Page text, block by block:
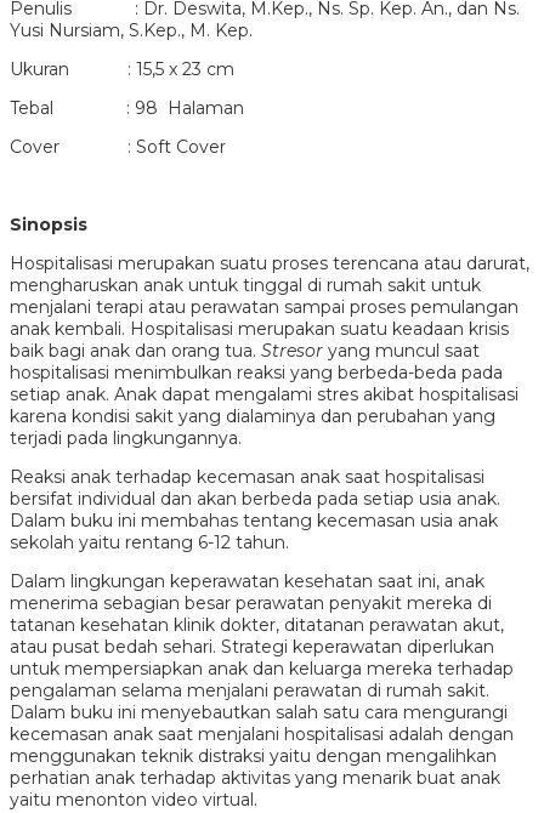
Penulis : Dr. Deswita, M.Kep., Ns. Sp. Kep. An., dan Ns.
Yusi Nursiam, S.Kep., M. Kep.
Ukuran : 15,5 x 23 cm
Tebal : 98 Halaman
Cover : Soft Cover
Sinopsis
Hospitalisasi merupakan suatu proses terencana atau darurat,
mengharuskan anak untuk tinggal di rumah sakit untuk
menjalani terapi atau perawatan sampai proses pemulangan
anak kembali. Hospitalisasi merupakan suatu keadaan krisis
baik bagi anak dan orang tua. Stresor yang muncul saat
hospitalisasi menimbulkan reaksi yang berbeda-beda pada
setiap anak. Anak dapat mengalami stres akibat hospitalisasi
karena kondisi sakit yang dialaminya dan perubahan yang
terjadi pada lingkungannya.
Reaksi anak terhadap kecemasan anak saat hospitalisasi
bersifat individual dan akan berbeda pada setiap usia anak.
Dalam buku ini membahas tentang kecemasan usia anak
sekolah yaitu rentang 6-12 tahun.
Dalam lingkungan keperawatan kesehatan saat ini, anak
menerima sebagian besar perawatan penyakit mereka di
tatanan kesehatan klinik dokter, ditatanan perawatan akut,
atau pusat bedah sehari. Strategi keperawatan diperlukan
untuk mempersiapkan anak dan keluarga mereka terhadap
pengalaman selama menjalani perawatan di rumah sakit.
Dalam buku ini menyebautkan salah satu cara mengurangi
kecemasan anak saat menjalani hospitalisasi adalah dengan
menggunakan teknik distraksi yaitu dengan mengalihkan
perhatian anak terhadap aktivitas yang menarik buat anak
yaitu menonton video virtual.